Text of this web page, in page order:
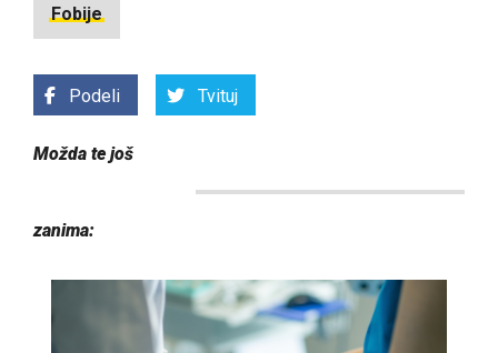
Fobije
Podeli Tvituj
Možda te još
zanima: